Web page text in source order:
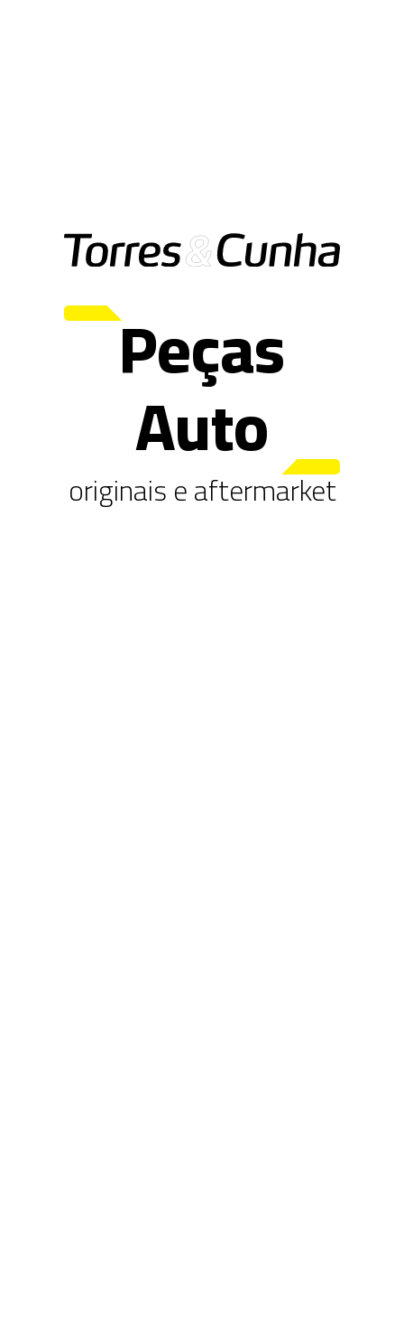
Peças
Auto
originais e aftermarket